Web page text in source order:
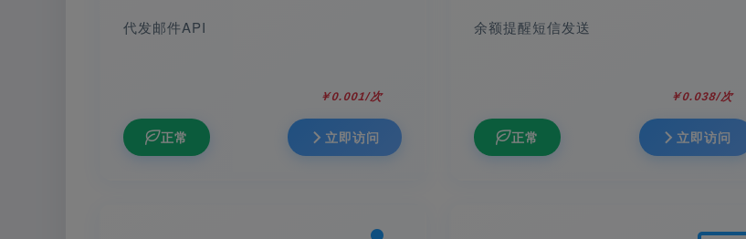
代发邮件API
￥0.001/次
正常 立即访问
余额提醒短信发送
￥0.038/次
正常 立即访问